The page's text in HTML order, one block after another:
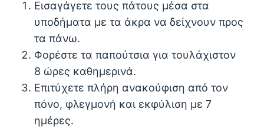
Εισαγάγετε τους πάτους μέσα στα
υποδήματα με τα άκρα να δείχνουν προς
τα πάνω.
Φορέστε τα παπούτσια για τουλάχιστον
8 ώρες καθημερινά.
Επιτύχετε πλήρη ανακούφιση από τον
πόνο, φλεγμονή και εκφύλιση με 7
ημέρες.